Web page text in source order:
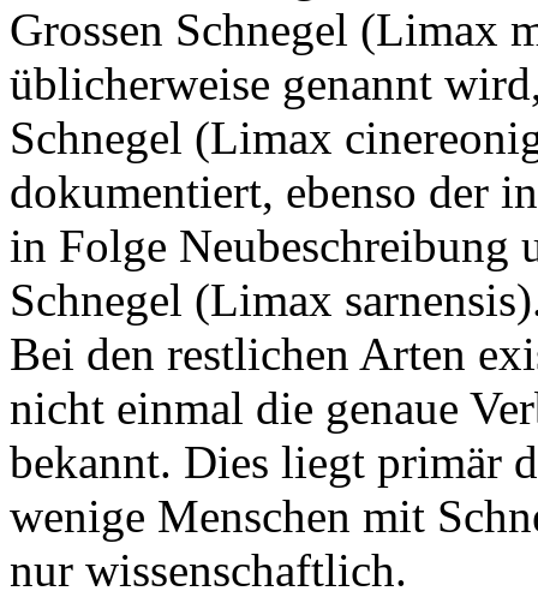
Grossen Schnegel (Limax
üblicherweise genannt
Schnegel (Limax
dokumentiert, ebenso der
in Folge Neubeschreibung
Schnegel (Limax
Bei den restlichen Arten
nicht einmal die genaue
bekannt. Dies liegt primär
wenige Menschen mit
nur wissenschaftlich.